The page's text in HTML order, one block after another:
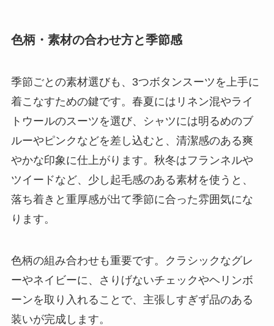
色柄・素材の合わせ方と季節感
季節ごとの素材選びも、3つボタンスーツを上手に
着こなすための鍵です。春夏にはリネン混やライ
トウールのスーツを選び、シャツには明るめのブ
ルーやピンクなどを差し込むと、清潔感のある爽
やかな印象に仕上がります。秋冬はフランネルや
ツイードなど、少し起毛感のある素材を使うと、
落ち着きと重厚感が出て季節に合った雰囲気にな
ります。
色柄の組み合わせも重要です。クラシックなグレ
ーやネイビーに、さりげないチェックやヘリンボ
ーンを取り入れることで、主張しすぎず品のある
装いが完成します。